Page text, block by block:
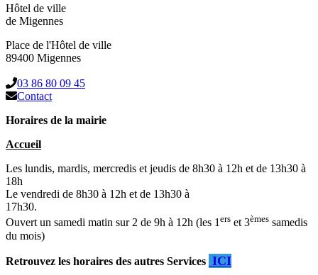
Hôtel de ville
de Migennes
Place de l'Hôtel de ville
89400 Migennes
03 86 80 09 45
Contact
Horaires de la mairie
Accueil
Les lundis, mardis, mercredis et jeudis de 8h30 à 12h et de 13h30 à
18h
Le vendredi de 8h30 à 12h et de 13h30 à
17h30.
Ouvert un samedi matin sur 2 de 9h à 12h (les 1ers et 3èmes samedis
du mois)
Retrouvez les horaires des autres Services ICI